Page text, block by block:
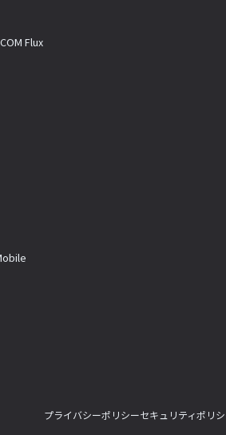
Flux
プライバシーポリシーセキュリティポリ